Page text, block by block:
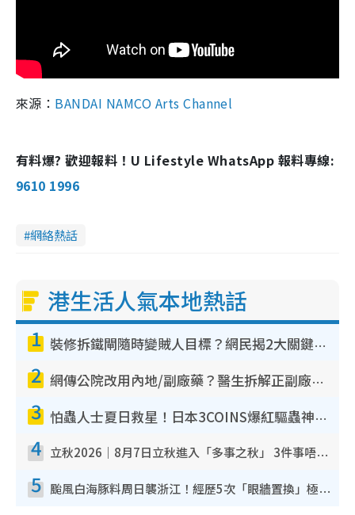
來源： BANDAI NAMCO Arts Channel
有料爆? 歡迎報料！U Lifestyle WhatsApp 報料專線:
9610 1996
網絡熱話
港生活人氣本地熱話
1 裝修拆鐵閘隨時變賊人目標？網民揭2大關鍵用途：裝新式等於白裝？附新舊鐵閘分別
2 網傳公院改用內地/副廠藥？醫生拆解正副廠分別 揭4類人換藥隨時出事
3 怕蟲人士夏日救星！日本3COINS爆紅驅蟲神器$45起 1招「全程免觸碰」輕鬆搞定小強
4 立秋2026｜8月7日立秋進入「多事之秋」 3件事唔做得！專家教6招開運 清枱頭／銀包納氣接好運
5 颱風白海豚料周日襲浙江！經歷5次「眼牆置換」極罕見 成登陸內地最長途颱風